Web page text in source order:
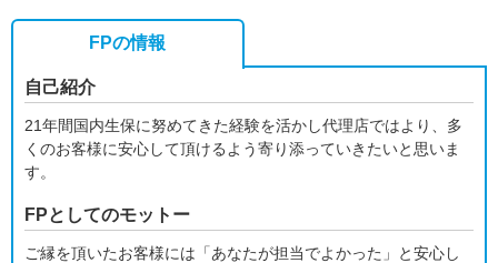
FPの情報
自己紹介
21年間国内生保に努めてきた経験を活かし代理店ではより、多
くのお客様に安心して頂けるよう寄り添っていきたいと思いま
す。
FPとしてのモットー
ご縁を頂いたお客様には「あなたが担当でよかった」と安心し